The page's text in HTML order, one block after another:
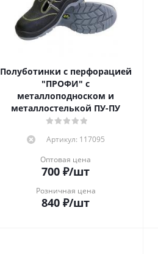
Полуботинки с перфорацией
"ПРОФИ" с
металлоподноском и
металлостелькой ПУ-ПУ
Артикул: 117095
Оптовая цена
700 ₽/шт
Розничная цена
840 ₽/шт